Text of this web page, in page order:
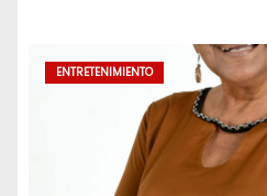
ENTRETENIMIENTO